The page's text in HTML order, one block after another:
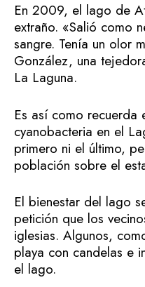
En 2009, el lago de
extraño. «Salió como
sangre. Tenía un olor
González, una
La Laguna.
Es así como
cyanobacteria en el
primero ni el último,
población sobre el
El bienestar del lago
petición que los
iglesias. Algunos,
playa con candelas e
el lago.